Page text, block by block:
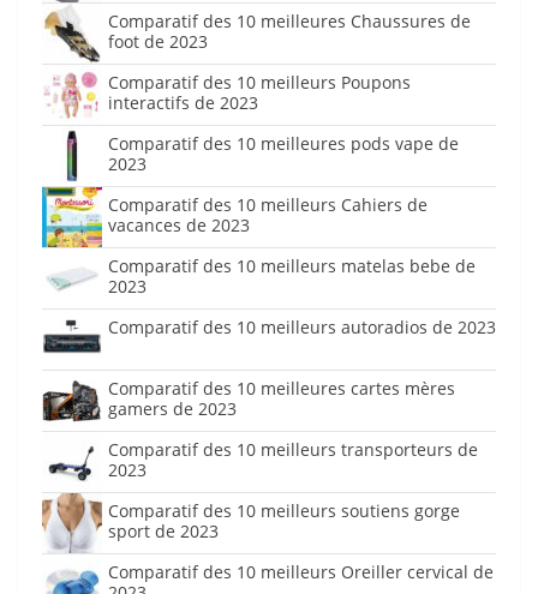
Comparatif des 10 meilleures Chaussures de
foot de 2023
Comparatif des 10 meilleurs Poupons
interactifs de 2023
Comparatif des 10 meilleures pods vape de
2023
Comparatif des 10 meilleurs Cahiers de
vacances de 2023
Comparatif des 10 meilleurs matelas bebe de
2023
Comparatif des 10 meilleurs autoradios de 2023
Comparatif des 10 meilleures cartes mères
gamers de 2023
Comparatif des 10 meilleurs transporteurs de
2023
Comparatif des 10 meilleurs soutiens gorge
sport de 2023
Comparatif des 10 meilleurs Oreiller cervical de